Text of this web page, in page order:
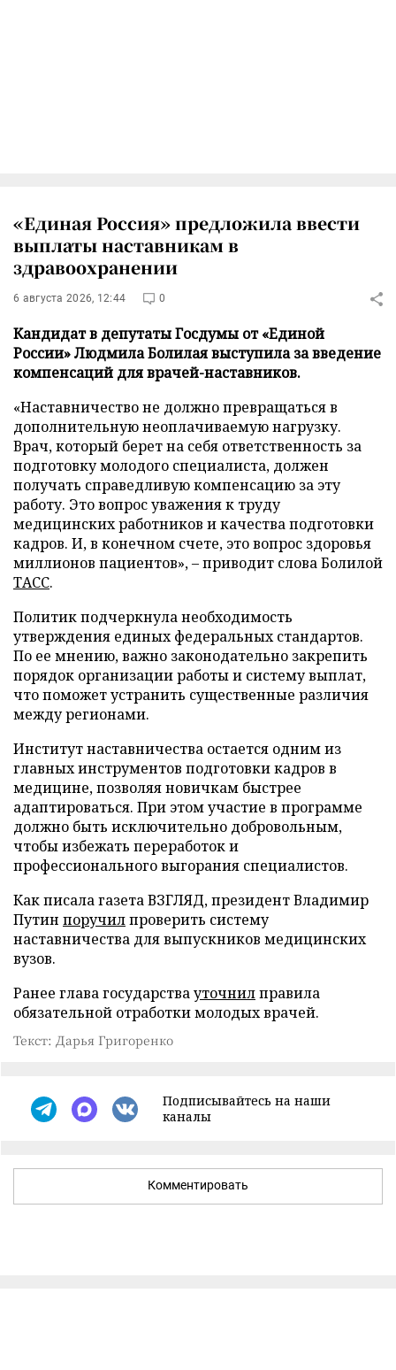
«Единая Россия» предложила ввести
выплаты наставникам в
здравоохранении
6 августа 2026, 12:44 0
Кандидат в депутаты Госдумы от «Единой
России» Людмила Болилая выступила за введение
компенсаций для врачей-наставников.
«Наставничество не должно превращаться в
дополнительную неоплачиваемую нагрузку.
Врач, который берет на себя ответственность за
подготовку молодого специалиста, должен
получать справедливую компенсацию за эту
работу. Это вопрос уважения к труду
медицинских работников и качества подготовки
кадров. И, в конечном счете, это вопрос здоровья
миллионов пациентов», – приводит слова Болилой
ТАСС.
Политик подчеркнула необходимость
утверждения единых федеральных стандартов.
По ее мнению, важно законодательно закрепить
порядок организации работы и систему выплат,
что поможет устранить существенные различия
между регионами.
Институт наставничества остается одним из
главных инструментов подготовки кадров в
медицине, позволяя новичкам быстрее
адаптироваться. При этом участие в программе
должно быть исключительно добровольным,
чтобы избежать переработок и
профессионального выгорания специалистов.
Как писала газета ВЗГЛЯД, президент Владимир
Путин поручилпроверить систему
наставничества для выпускников медицинских
вузов.
Ранее глава государствауточнилправила
обязательной отработки молодых врачей.
Текст: Дарья Григоренко
Подписывайтесь на наши
каналы
Комментировать